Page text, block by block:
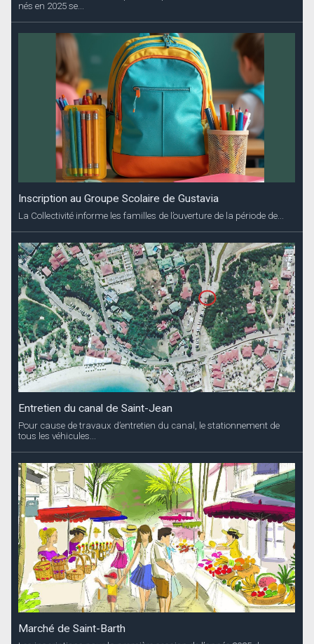
nés en 2025 se...
Inscription au Groupe Scolaire de Gustavia
La Collectivité informe les familles de l’ouverture de la période de...
Entretien du canal de Saint-Jean
Pour cause de travaux d’entretien du canal, le stationnement de
tous les véhicules...
Marché de Saint-Barth